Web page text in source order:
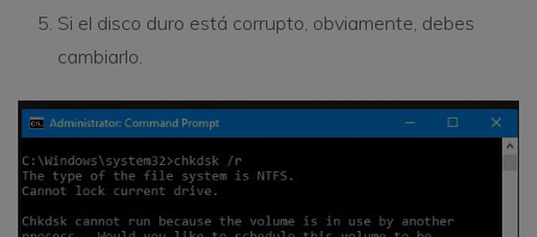
Si el disco duro está corrupto, obviamente, debes
cambiarlo.